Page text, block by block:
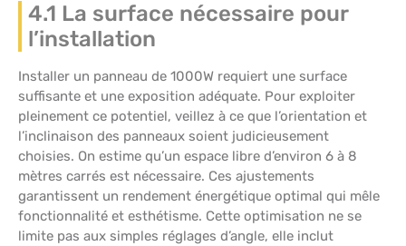
4.1 La surface nécessaire pour
l’installation
Installer un panneau de 1000W requiert une surface
suffisante et une exposition adéquate. Pour exploiter
pleinement ce potentiel, veillez à ce que l’orientation et
l’inclinaison des panneaux soient judicieusement
choisies. On estime qu’un espace libre d’environ 6 à 8
mètres carrés est nécessaire. Ces ajustements
garantissent un rendement énergétique optimal qui mêle
fonctionnalité et esthétisme. Cette optimisation ne se
limite pas aux simples réglages d’angle, elle inclut